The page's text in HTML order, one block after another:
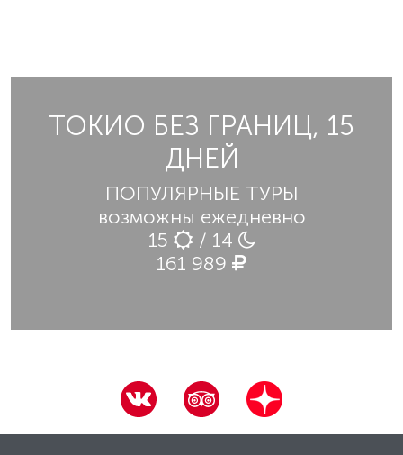
ТОКИО БЕЗ ГРАНИЦ, 15
ДНЕЙ
ПОПУЛЯРНЫЕ ТУРЫ
возможны ежедневно
15
/ 14
161 989